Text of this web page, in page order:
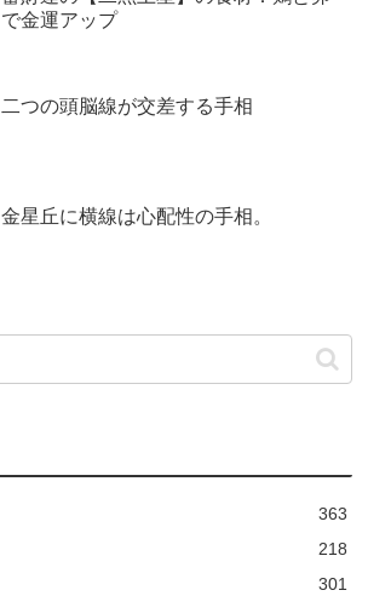
で金運アップ
二つの頭脳線が交差する手相
金星丘に横線は心配性の手相。
363
218
301